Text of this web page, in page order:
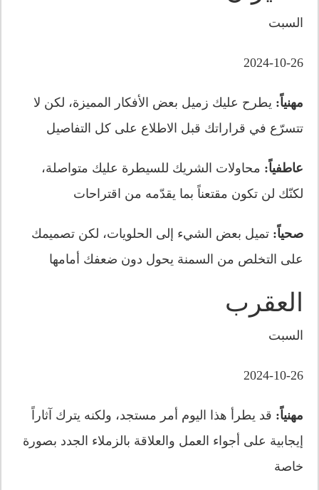
السبت
2024-10-26
مهنياً: يطرح عليك زميل بعض الأفكار المميزة، لكن لا
تتسرّع في قراراتك قبل الاطلاع على كل التفاصيل
عاطفياً: محاولات الشريك للسيطرة عليك متواصلة،
لكنّك لن تكون مقتعناً بما يقدّمه من اقتراحات
صحياً: تميل بعض الشيء إلى الحلويات، لكن تصميمك
على التخلص من السمنة يحول دون ضعفك أمامها
العقرب
السبت
2024-10-26
مهنياً: قد يطرأ هذا اليوم أمر مستجد، ولكنه يترك آثاراً
إيجابية على أجواء العمل والعلاقة بالزملاء الجدد بصورة
خاصة